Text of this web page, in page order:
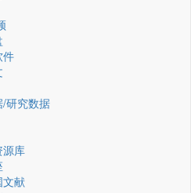
件
研究数据
源库
文献